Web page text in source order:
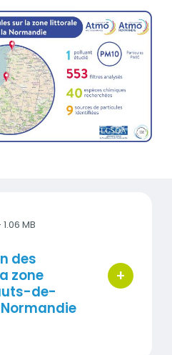
MB
des
zone
de-
+
bouton